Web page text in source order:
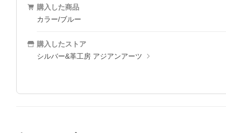
購入した商品
カラー/ブルー
購入したストア
シルバー&革工房 アジアンアーツ